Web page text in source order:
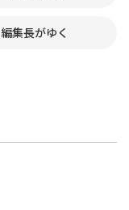
編集長がゆく